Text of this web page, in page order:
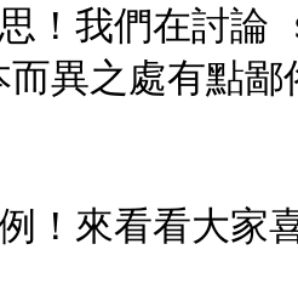
思！我們在
異之處有點鄙
！來看看大家